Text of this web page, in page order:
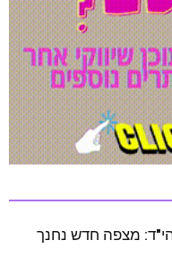
מצפה חדש נחנך